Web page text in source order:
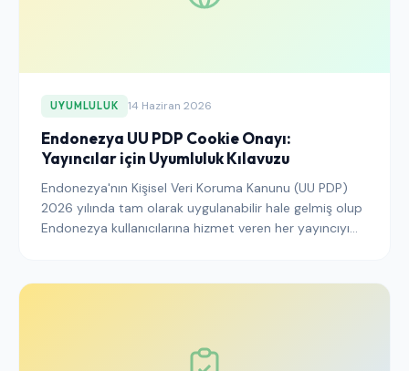
UYUMLULUK 14 Haziran 2026
Endonezya UU PDP Cookie Onayı:
Yayıncılar için Uyumluluk Kılavuzu
Endonezya'nın Kişisel Veri Koruma Kanunu (UU PDP)
2026 yılında tam olarak uygulanabilir hale gelmiş olup
Endonezya kullanıcılarına hizmet veren her yayıncıyı
Bahasa dilli sitelerin uyumsuzluk durumunda